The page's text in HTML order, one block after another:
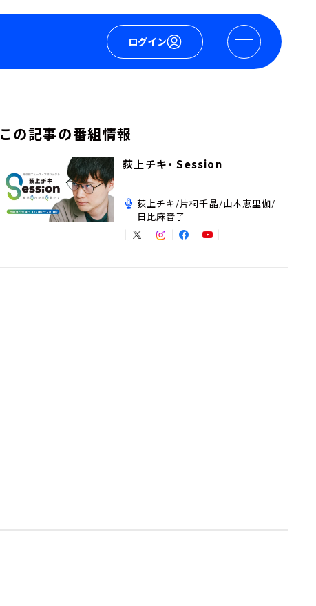
ログイン
この記事の番組情報
荻上チキ・ Session
荻上チキ/片桐千晶/山本恵里伽/
日比麻音子